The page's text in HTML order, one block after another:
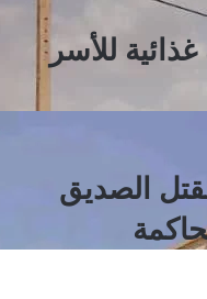
يوزع (1000) سلة غذائية للأسر
الصديق